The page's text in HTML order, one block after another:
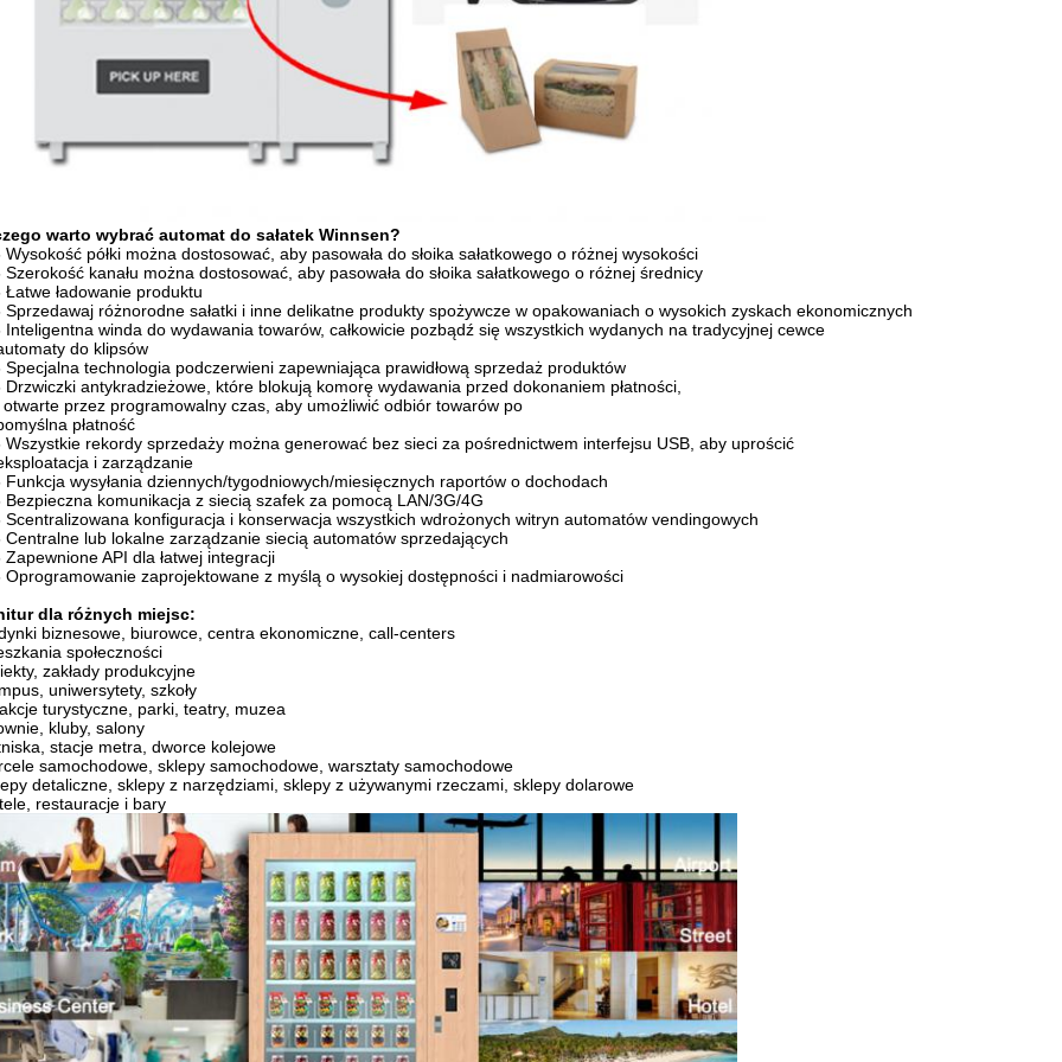
warto wybrać automat do sałatek Winnsen?
Wysokość półki można dostosować, aby pasowała do słoika sałatkowego o różnej wysokości
Szerokość kanału można dostosować, aby pasowała do słoika sałatkowego o różnej średnicy
Łatwe ładowanie produktu
Sprzedawaj różnorodne sałatki i inne delikatne produkty spożywcze w opakowaniach o wysokich zyskach ekonomicznych
Inteligentna winda do wydawania towarów, całkowicie pozbądź się wszystkich wydanych na tradycyjnej cewce
do klipsów
Specjalna technologia podczerwieni zapewniająca prawidłową sprzedaż produktów
Drzwiczki antykradzieżowe, które blokują komorę wydawania przed dokonaniem płatności,
otwarte przez programowalny czas, aby umożliwić odbiór towarów po
płatność
Wszystkie rekordy sprzedaży można generować bez sieci za pośrednictwem interfejsu USB, aby uprościć
i zarządzanie
Funkcja wysyłania dziennych/tygodniowych/miesięcznych raportów o dochodach
Bezpieczna komunikacja z siecią szafek za pomocą LAN/3G/4G
Scentralizowana konfiguracja i konserwacja wszystkich wdrożonych witryn automatów vendingowych
Centralne lub lokalne zarządzanie siecią automatów sprzedających
Zapewnione API dla łatwej integracji
Oprogramowanie zaprojektowane z myślą o wysokiej dostępności i nadmiarowości
dla różnych miejsc:
biznesowe, biurowce, centra ekonomiczne, call-centers
społeczności
zakłady produkcyjne
uniwersytety, szkoły
turystyczne, parki, teatry, muzea
kluby, salony
stacje metra, dworce kolejowe
samochodowe, sklepy samochodowe, warsztaty samochodowe
detaliczne, sklepy z narzędziami, sklepy z używanymi rzeczami, sklepy dolarowe
restauracje i bary